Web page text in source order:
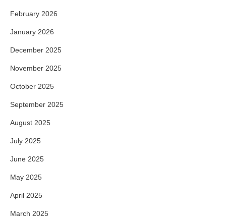
February 2026
January 2026
December 2025
November 2025
October 2025
September 2025
August 2025
July 2025
June 2025
May 2025
April 2025
March 2025